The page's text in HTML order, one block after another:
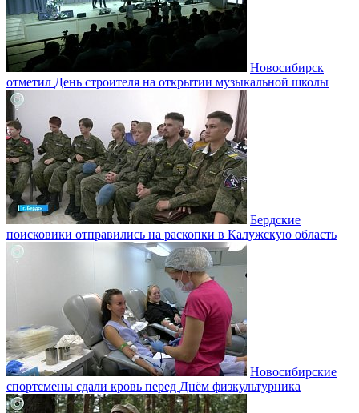
Новосибирск
отметил День строителя на открытии музыкальной школы
Бердские
поисковики отправились на раскопки в Калужскую область
Новосибирские
спортсмены сдали кровь перед Днём физкультурника